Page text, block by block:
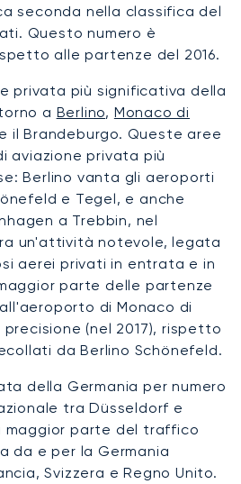
seconda nella classifica del
Questo numero è
alle partenze del 2016.
privata più significativa della
a Berlino, Monaco di
il Brandeburgo. Queste aree
aviazione privata più
Berlino vanta gli aeroporti
e Tegel, e anche
a Trebbin, nel
un'attività notevole, legata
aerei privati in entrata e in
parte delle partenze
di Monaco di
precisione (nel 2017), rispetto
da Berlino Schönefeld.
della Germania per numero
tra Düsseldorf e
maggior parte del traffico
da e per la Germania
Svizzera e Regno Unito.